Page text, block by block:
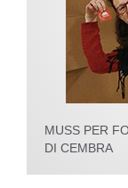
MUSS PER
DI CEMBRA